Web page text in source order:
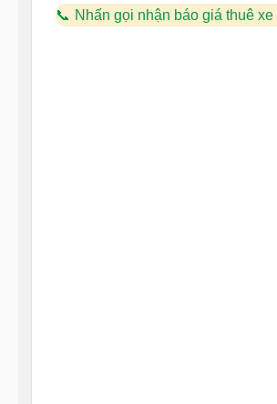
Nhấn gọi nhận báo giá thuê